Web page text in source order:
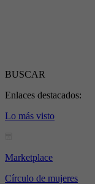
BUSCAR
Enlaces destacados:
Lo más visto
Marketplace
Círculo de mujeres